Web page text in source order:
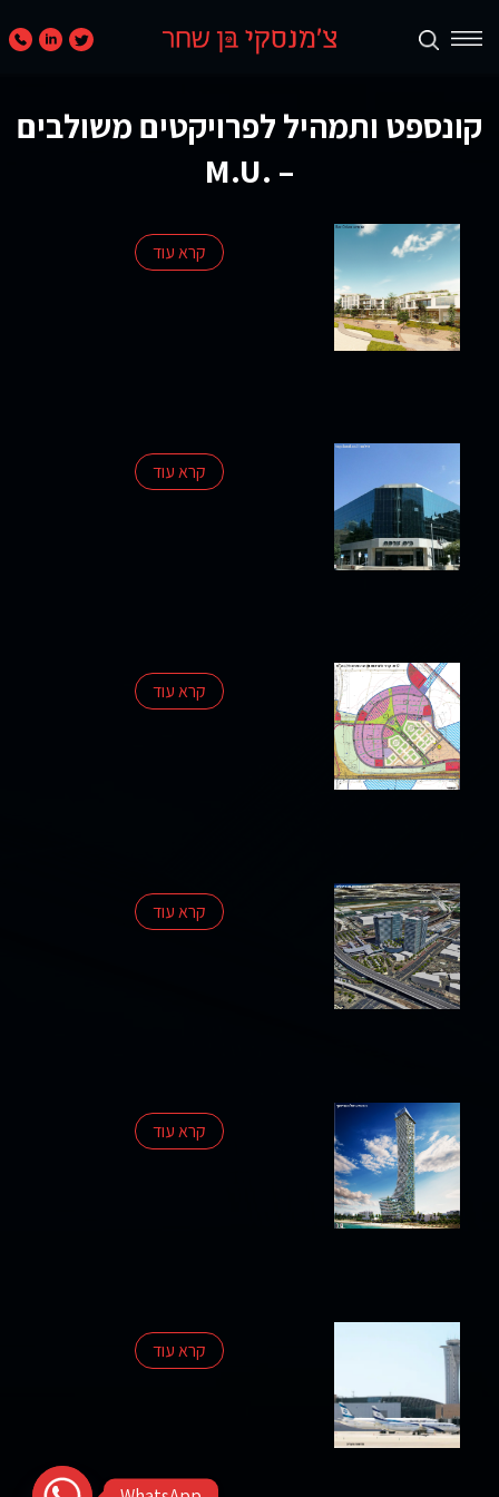
ערים
מניב
ומגורים
קמעונאות
ומסחר
דעת
פרסומים
סקרי
אודות
החברה
צרו
קשר
קונספט ותמהיל לפרויקטים משולבים
– .M.U
קרא עוד
קרא עוד
קרא עוד
קרא עוד
קרא עוד
קרא עוד